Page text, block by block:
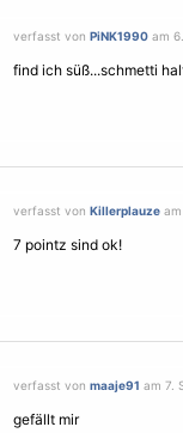
verfasst von PiNK1990 am
find ich süß...schmetti
verfasst von Killerplauze
7 pointz sind ok!
verfasst von maaje91 am 7.
gefällt mir